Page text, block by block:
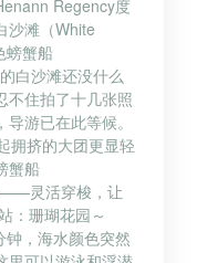
Regency度
沙滩（White
螃蟹船
白沙滩还没什么
不住拍了十几张照
游已在此等候。
拥挤的大团更显轻
蟹船
——灵活穿梭，让
：珊瑚花园～
，海水颜色突然